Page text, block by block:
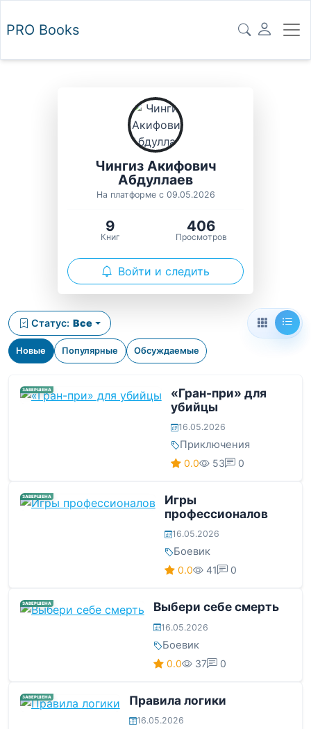
PRO Books
Чингиз Акифович
Абдуллаев
На платформе с 09.05.2026
9
Книг
406
Просмотров
Войти и следить
Новые Популярные Обсуждаемые
Статус: Все
ЗАВЕРШЕНА
«Гран-при» для
убийцы
16.05.2026
Приключения
0.0 53 0
ЗАВЕРШЕНА
Игры
профессионалов
16.05.2026
Боевик
0.0 41 0
ЗАВЕРШЕНА Выбери себе смерть
16.05.2026
Боевик
0.0 37 0
ЗАВЕРШЕНА Правила логики
16.05.2026